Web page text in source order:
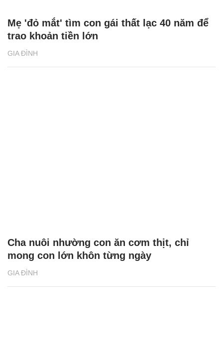
GIA ĐÌNH
Mẹ 'đỏ mắt' tìm con gái thất lạc 40 năm để
trao khoản tiền lớn
GIA ĐÌNH
Cha nuôi nhường con ăn cơm thịt, chỉ
mong con lớn khôn từng ngày